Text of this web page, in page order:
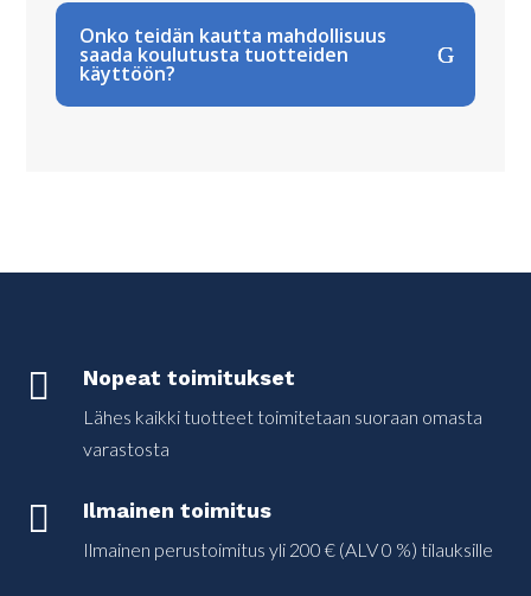
Onko teidän kautta mahdollisuus
saada koulutusta tuotteiden
käyttöön?
 Nopeat toimitukset
Lähes kaikki tuotteet toimitetaan suoraan omasta
varastosta
 Ilmainen toimitus
Ilmainen perustoimitus yli 200 € (ALV 0 %) tilauksille